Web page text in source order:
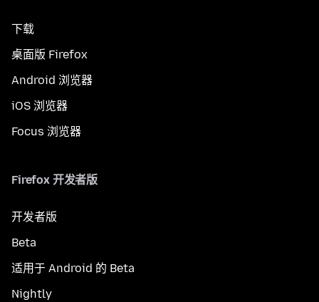
下载
桌面版 Firefox
Android 浏览器
iOS 浏览器
Focus 浏览器
Firefox 开发者版
开发者版
Beta
适用于 Android 的 Beta
Nightly